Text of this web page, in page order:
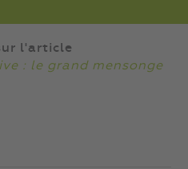
l'article
: le grand mensonge